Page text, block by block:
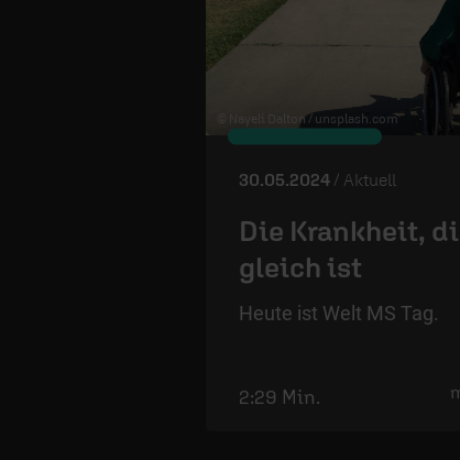
© Nayeli Dalton / unsplash.com
30.05.2024 / Aktuell
Die Krankheit,
gleich ist
Heute ist Welt MS Tag.
2:29 Min.